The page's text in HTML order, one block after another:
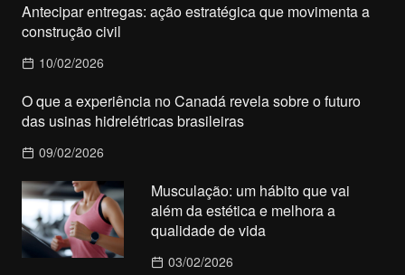
Antecipar entregas: ação estratégica que movimenta a
construção civil
10/02/2026
O que a experiência no Canadá revela sobre o futuro
das usinas hidrelétricas brasileiras
09/02/2026
Musculação: um hábito que vai
além da estética e melhora a
qualidade de vida
03/02/2026